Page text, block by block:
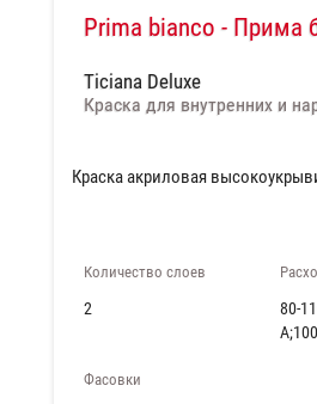
Prima bianco - Прима
Ticiana Deluxe
Краска для внутренних и
Краска акриловая
Количество слоев
2
80-
Фасовки